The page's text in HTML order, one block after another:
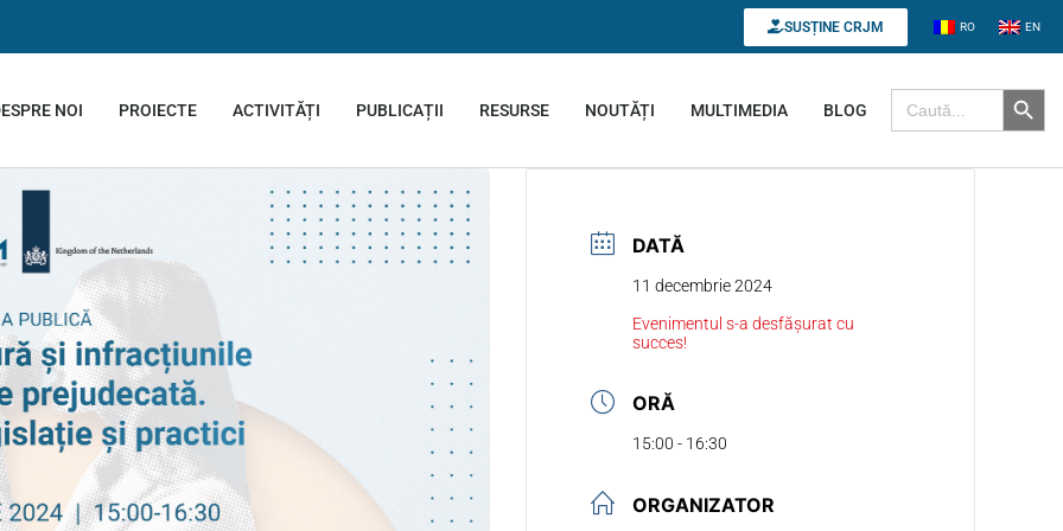
SUSȚINE CRJM RO EN
NOI PROIECTE ACTIVITĂȚI PUBLICAȚII RESURSE NOUTĂȚI MULTIMEDIA BLOG
Search for: Search
DATĂ
11 decembrie 2024
Evenimentul s-a desfășurat cu
succes!
ORĂ
15:00 - 16:30
ORGANIZATOR